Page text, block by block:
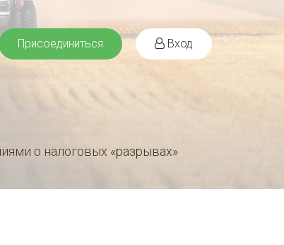
Присоединиться Вход
о налоговых «разрывах»